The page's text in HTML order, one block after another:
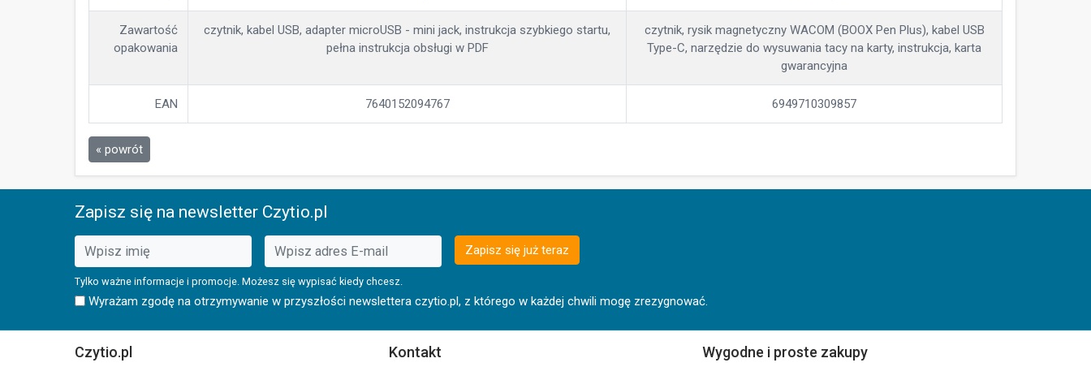
Zawartość
opakowania
czytnik, kabel USB, adapter microUSB - mini jack, instrukcja szybkiego startu,
pełna instrukcja obsługi w PDF
czytnik, rysik magnetyczny WACOM (BOOX Pen Plus), kabel USB
Type-C, narzędzie do wysuwania tacy na karty, instrukcja, karta
gwarancyjna
EAN 7640152094767 6949710309857
« powrót
Zapisz się na newsletter Czytio.pl
Zapisz się już teraz
Tylko ważne informacje i promocje. Możesz się wypisać kiedy chcesz.
Wyrażam zgodę na otrzymywanie w przyszłości newslettera czytio.pl, z którego w każdej chwili mogę zrezygnować.
Czytio.pl Kontakt Wygodne i proste zakupy